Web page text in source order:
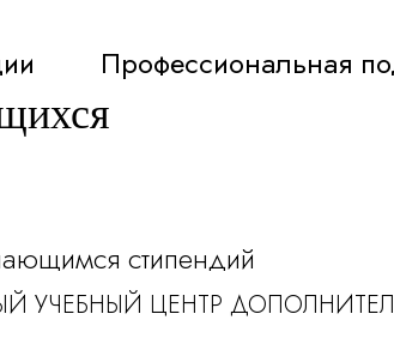
Профессиональная
стипендий
УЧЕБНЫЙ ЦЕНТР